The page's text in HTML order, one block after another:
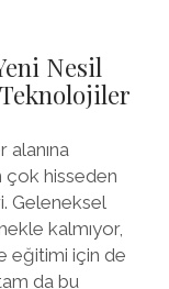
Nesil
alanına
çok hisseden
Geleneksel
kalmıyor,
eğitimi için de
da bu